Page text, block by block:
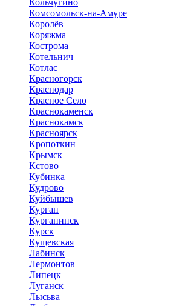
Комсомольск-на-Амуре
Королёв
Коряжма
Кострома
Котельнич
Котлас
Красногорск
Краснодар
Красное Село
Краснокаменск
Краснокамск
Красноярск
Кропоткин
Крымск
Кстово
Кубинка
Кудрово
Куйбышев
Курган
Курганинск
Курск
Кущевская
Лабинск
Лермонтов
Липецк
Луганск
Лысьва